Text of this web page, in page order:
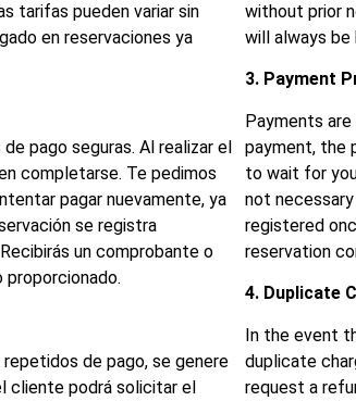
tarifas pueden variar sin
en reservaciones ya
pago seguras. Al realizar el
completarse. Te pedimos
pagar nuevamente, ya
se registra
un comprobante o
de pago, se genere
cliente podrá solicitar el
without prior
will always be
3. Payment
Payments
payment, the
to wait for
not
registered
reservation
4. Duplicate
In the event
duplicate
request a